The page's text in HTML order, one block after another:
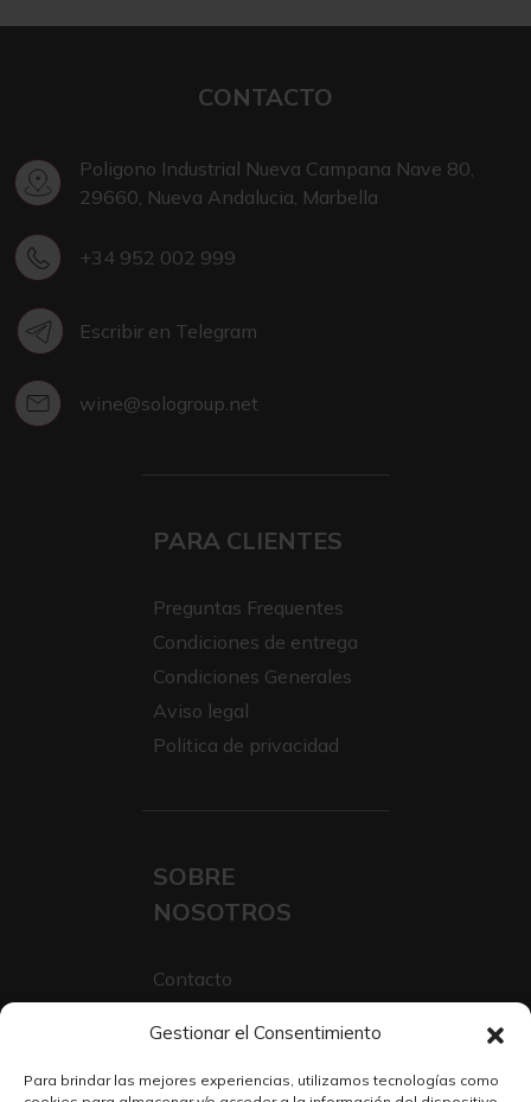
Gestionar el Consentimiento
Para brindar las mejores experiencias, utilizamos tecnologías como
CONTACTO
Poligono Industrial Nueva Campana Nave 80,
29660, Nueva Andalucia, Marbella
+34 952 002 999
Escribir en Telegram
wine@sologroup.net
PARA CLIENTES
Preguntas Frequentes
Condiciones de entrega
Condiciones Generales
Aviso legal
Politica de privacidad
SOBRE
NOSOTROS
Contacto